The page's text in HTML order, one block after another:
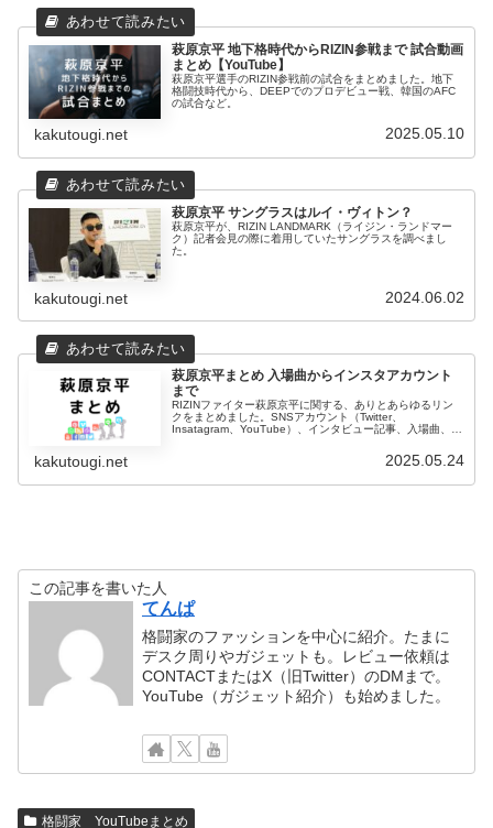
萩原京平 地下格時代からRIZIN参戦まで 試合動画
まとめ【YouTube】
萩原京平選手のRIZIN参戦前の試合をまとめました。地下
格闘技時代から、DEEPでのプロデビュー戦、韓国のAFC
の試合など。
kakutougi.net 2025.05.10
萩原京平 サングラスはルイ・ヴィトン？
萩原京平が、RIZIN LANDMARK（ライジン・ランドマー
ク）記者会見の際に着用していたサングラスを調べまし
た。
kakutougi.net 2024.06.02
萩原京平まとめ 入場曲からインスタアカウント
まで
RIZINファイター萩原京平に関する、ありとあらゆるリン
クをまとめました。SNSアカウント（Twitter、
Insatagram、YouTube）、インタビュー記事、入場曲、身
kakutougi.net 2025.05.24
この記事を書いた人
てんぱ
格闘家のファッションを中心に紹介。たまに
デスク周りやガジェットも。レビュー依頼は
CONTACTまたはX（旧Twitter）のDMまで。
YouTube（ガジェット紹介）も始めました。
格闘家 YouTubeまとめ